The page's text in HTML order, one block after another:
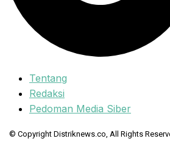
Tentang
Redaksi
Pedoman Media Siber
© Copyright Distriknews.co, All Rights